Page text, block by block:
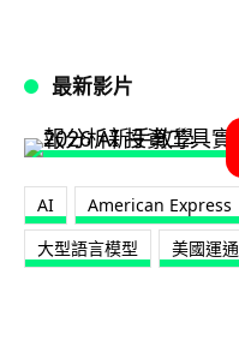
最新影片
AI American Express
大型語言模型
美國運通